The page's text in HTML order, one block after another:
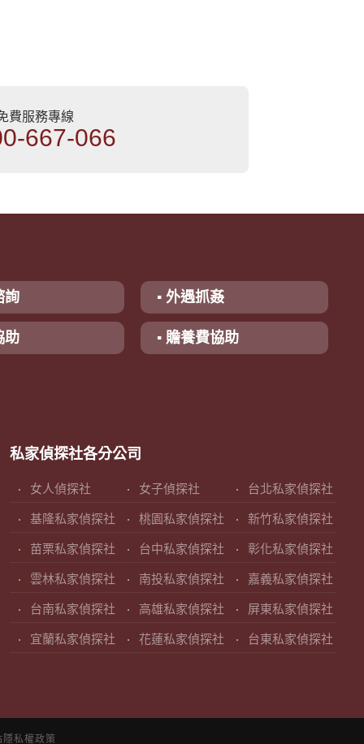
費服務專線
667-066
詢 ▪ 外遇抓姦
助 ▪ 贍養費協助
私家偵探社各分公司
女人偵探社 女子偵探社 台北私家偵探社
基隆私家偵探社 桃園私家偵探社 新竹私家偵探社
苗栗私家偵探社 台中私家偵探社 彰化私家偵探社
雲林私家偵探社 南投私家偵探社 嘉義私家偵探社
台南私家偵探社 高雄私家偵探社 屏東私家偵探社
宜蘭私家偵探社 花蓮私家偵探社 台東私家偵探社
隱私權政策